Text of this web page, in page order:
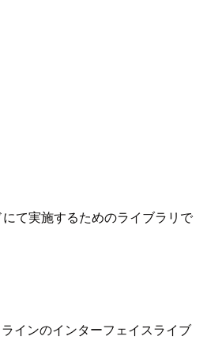
て実施するためのライブラリで
インのインターフェイスライブ